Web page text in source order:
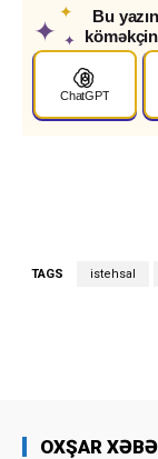
✦
✦
✦
Bu
ChatGPT
TAGS istehsal
OXŞAR